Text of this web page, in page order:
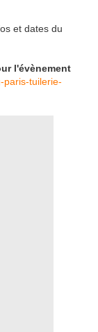
et dates du
l'évènement
paris-tuilerie-